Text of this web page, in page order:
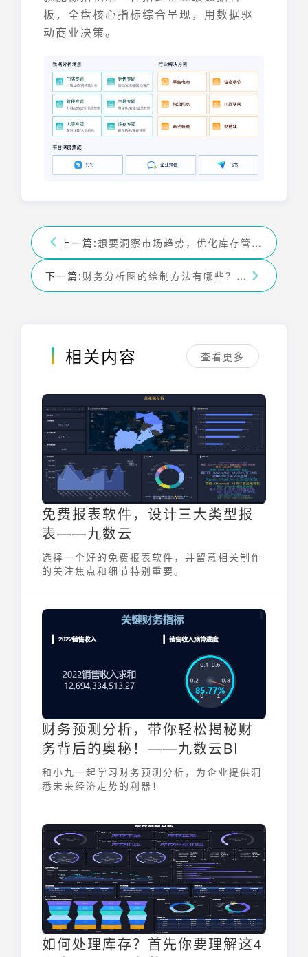
板，全盘核心指标综合呈现，用数据驱
动商业决策。
上一篇: 想要洞察市场趋势，优化库存管理？必须要懂汽车库存预警指数定义！——九数云BI
下一篇: 财务分析图的绘制方法有哪些？史上最全方法合集！——九数云BI
相关内容 查看更多
免费报表软件，设计三大类型报
表——九数云
选择一个好的免费报表软件，并留意相关制作
的关注焦点和细节特别重要。
财务预测分析，带你轻松揭秘财
务背后的奥秘！——九数云BI
和小九一起学习财务预测分析，为企业提供洞
悉未来经济走势的利器！
如何处理库存？首先你要理解这4